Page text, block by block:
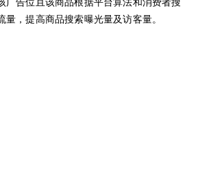
，提高商品搜索曝光量及访客量。